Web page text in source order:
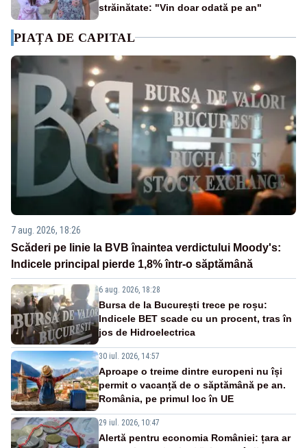
străinătate: "Vin doar odată pe an"
PIAȚA DE CAPITAL
7 aug. 2026, 18:26
Scăderi pe linie la BVB înaintea verdictului Moody's:
Indicele principal pierde 1,8% într-o săptămână
6 aug. 2026, 18:28
Bursa de la București trece pe roșu:
Indicele BET scade cu un procent, tras în
jos de Hidroelectrica
30 iul. 2026, 14:57
Aproape o treime dintre europeni nu își
permit o vacanță de o săptămână pe an.
România, pe primul loc în UE
29 iul. 2026, 10:47
Alertă pentru economia României: țara ar